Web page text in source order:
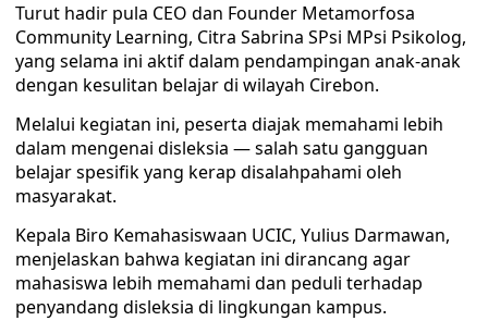
Turut hadir pula CEO dan Founder Metamorfosa
Community Learning, Citra Sabrina SPsi MPsi Psikolog,
yang selama ini aktif dalam pendampingan anak-anak
dengan kesulitan belajar di wilayah Cirebon.
Melalui kegiatan ini, peserta diajak memahami lebih
dalam mengenai disleksia — salah satu gangguan
belajar spesifik yang kerap disalahpahami oleh
masyarakat.
Kepala Biro Kemahasiswaan UCIC, Yulius Darmawan,
menjelaskan bahwa kegiatan ini dirancang agar
mahasiswa lebih memahami dan peduli terhadap
penyandang disleksia di lingkungan kampus.